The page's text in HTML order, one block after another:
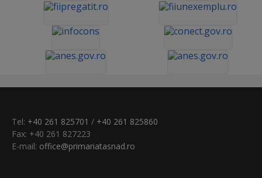
Tel: +40 261 825701 / +40 261 825860
Fax: +40 261 827223
E-mail: office@primariatasnad.ro